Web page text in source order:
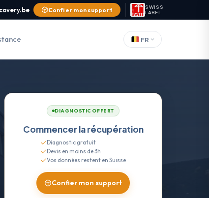
Confier mon support
SWISS
LABEL
FR
DIAGNOSTIC OFFERT
Commencer la récupération
Diagnostic gratuit
Devis en moins de 3h
Vos données restent en Suisse
Confier mon support